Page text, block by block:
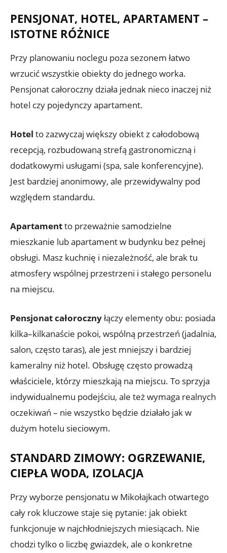
PENSJONAT, HOTEL, APARTAMENT –
ISTOTNE RÓŻNICE
Przy planowaniu noclegu poza sezonem łatwo
wrzucić wszystkie obiekty do jednego worka.
Pensjonat całoroczny działa jednak nieco inaczej niż
hotel czy pojedynczy apartament.
Hotel to zazwyczaj większy obiekt z całodobową
recepcją, rozbudowaną strefą gastronomiczną i
dodatkowymi usługami (spa, sale konferencyjne).
Jest bardziej anonimowy, ale przewidywalny pod
względem standardu.
Apartamentto przeważnie samodzielne
mieszkanie lub apartament w budynku bez pełnej
obsługi. Masz kuchnię i niezależność, ale brak tu
atmosfery wspólnej przestrzeni i stałego personelu
na miejscu.
Pensjonat całorocznyłączy elementy obu: posiada
kilka–kilkanaście pokoi, wspólną przestrzeń (jadalnia,
salon, często taras), ale jest mniejszy i bardziej
kameralny niż hotel. Obsługę często prowadzą
właściciele, którzy mieszkają na miejscu. To sprzyja
indywidualnemu podejściu, ale też wymaga realnych
oczekiwań – nie wszystko będzie działało jak w
dużym hotelu sieciowym.
STANDARD ZIMOWY: OGRZEWANIE,
CIEPŁA WODA, IZOLACJA
Przy wyborze pensjonatu w Mikołajkach otwartego
cały rok kluczowe staje się pytanie: jak obiekt
funkcjonuje w najchłodniejszych miesiącach. Nie
chodzi tylko o liczbę gwiazdek, ale o konkretne